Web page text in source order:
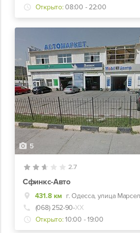
Открыто: 08:00 - 22:00
5
2.7
Сфинкс-Авто
431.8 км г. Одесса, улица
(068) 252-90-ХХ
Открыто: 10:00 - 19:00